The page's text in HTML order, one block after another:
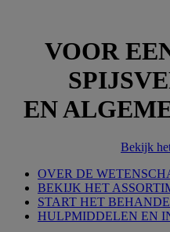
VOOR
EN
Bekijk
OVER DE
BEKIJK HET
START HET
HULPMIDDELEN EN